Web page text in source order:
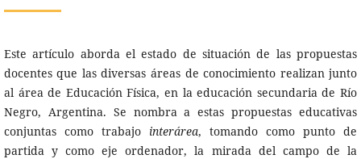
Este artículo aborda el estado de situación de las propuestas
docentes que las diversas áreas de conocimiento realizan junto
al área de Educación Física, en la educación secundaria de Río
Negro, Argentina. Se nombra a estas propuestas educativas
conjuntas como trabajo interárea, tomando como punto de
partida y como eje ordenador, la mirada del campo de la